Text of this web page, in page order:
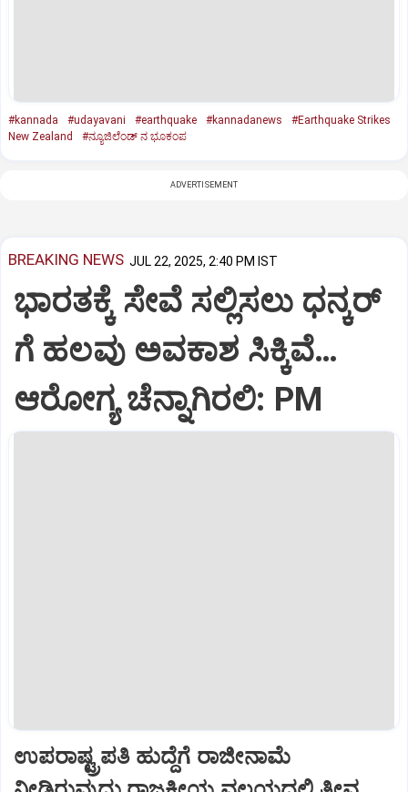
#kannada #udayavani #earthquake #kannadanews
#Earthquake Strikes
New Zealand
#ನ್ಯೂಜಿಲೆಂಡ್‌ ನ ಭೂಕಂಪ
ADVERTISEMENT
BREAKING NEWS JUL 22, 2025, 2:40 PM IST
ಭಾರತಕ್ಕೆ ಸೇವೆ ಸಲ್ಲಿಸಲು ಧನ್ಕರ್‌
ಗೆ ಹಲವು ಅವಕಾಶ ಸಿಕ್ಕಿವೆ…
ಆರೋಗ್ಯ ಚೆನ್ನಾಗಿರಲಿ: PM
ಉಪರಾಷ್ಟ್ರಪತಿ ಹುದ್ದೆಗೆ ರಾಜೀನಾಮೆ